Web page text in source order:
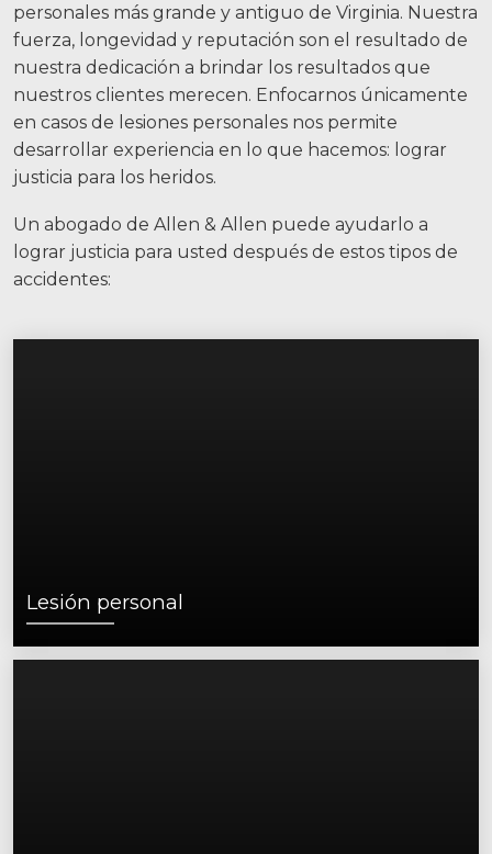
Español
Facebook
GorjeoLinkedInYouTubeInstagram
personales más grande y antiguo de Virginia. Nuestra
fuerza, longevidad y reputación son el resultado de
nuestra dedicación a brindar los resultados que
nuestros clientes merecen. Enfocarnos únicamente
en casos de lesiones personales nos permite
desarrollar experiencia en lo que hacemos: lograr
justicia para los heridos.
Un abogado de Allen & Allen puede ayudarlo a
lograr justicia para usted después de estos tipos de
accidentes:
Lesión personal